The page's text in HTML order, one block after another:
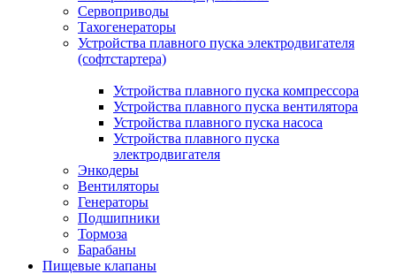
Сервоприводы
Тахогенераторы
Устройства плавного пуска электродвигателя
(софтстартера)
Устройства плавного пуска компрессора
Устройства плавного пуска вентилятора
Устройства плавного пуска насоса
Устройства плавного пуска
электродвигателя
Энкодеры
Вентиляторы
Генераторы
Подшипники
Тормоза
Барабаны
Пищевые клапаны